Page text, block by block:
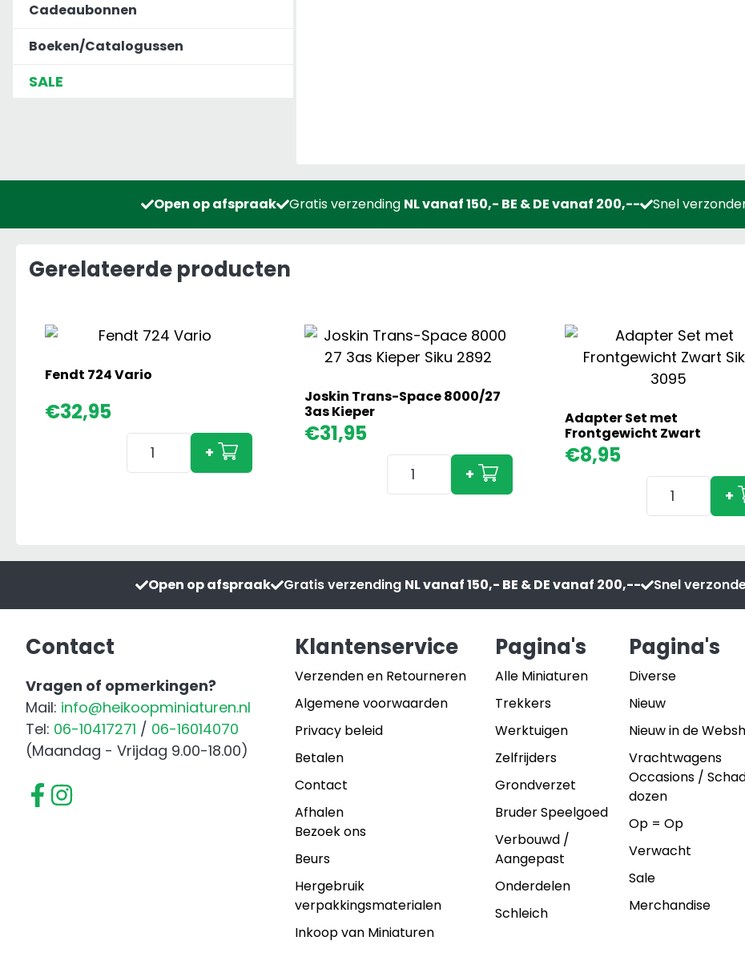
Cadeaubonnen
Boeken/Catalogussen
SALE
Open op afspraak Gratis verzending NL vanaf 150,- BE & DE vanaf 200,-- Snel
Gerelateerde producten
Fendt 724 Vario
€32,95
Fendt
724
+
Joskin Trans-Space 8000/27
3as Kieper
€31,95
Joskin
Trans-
aantal
+
Adapter Set met
Frontgewicht Zwart
€8,95
Adapter
aantal
+
Open op afspraak Gratis verzending NL vanaf 150,- BE & DE vanaf 200,-- Snel
Contact
Vragen of opmerkingen?
Mail: info@heikoopminiaturen.nl
Tel: 06-10417271 / 06-16014070
(Maandag - Vrijdag 9.00-18.00)
Klantenservice
Verzenden en Retourneren
Algemene voorwaarden
Privacy beleid
Betalen
Contact
Afhalen
Bezoek ons
Beurs
Hergebruik
verpakkingsmaterialen
Inkoop van Miniaturen
Pagina's
Alle Miniaturen
Trekkers
Werktuigen
Zelfrijders
Grondverzet
Bruder Speelgoed
Verbouwd /
Aangepast
Onderdelen
Schleich
Pagina's
Diverse
Nieuw
Nieuw in de
Vrachtwagens
Occasions /
dozen
Op = Op
Verwacht
Sale
Merchandise